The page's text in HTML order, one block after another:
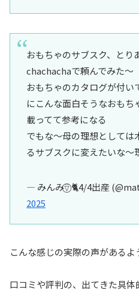
おもちゃのサブスク、とり
chachachaで頼んでみた〜
おもちゃのカタログが付い
にこんな面白そうなおも
載ってて参考になる
でもな〜母の理想としては
るサブスクに変えたいな〜
— みんみ⍢⃝ 🐈4/4出産
2025
こんな感じの実際の声があるよ
口コミや評判の、出てきた具